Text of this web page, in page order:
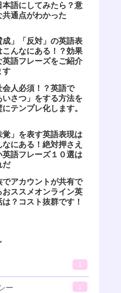
本語にしてみたら？意
共通点がわかった
成」「反対」の英語表
こんなにある！？効果
英語フレーズをご紹介
す
会人必須！？英語で
いさつ」をする方法を
にテンプレ化します。
覚」を表す英語表現は
なにある！絶対押さえ
英語フレーズ１０選は
だ
でアカウントが共有で
おススメオンライン英
は？コスト抜群です！
1
ー 1